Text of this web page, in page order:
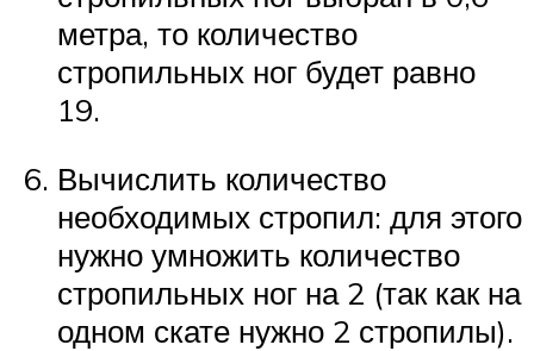
метра, то количество
стропильных ног будет равно
19.
Вычислить количество
необходимых стропил: для этого
нужно умножить количество
стропильных ног на 2 (так как на
одном скате нужно 2 стропилы).